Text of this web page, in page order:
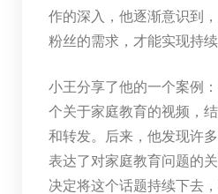
作的深入，他逐渐意识到
粉丝的需求，才能实现持续
小王分享了他的一个案例
个关于家庭教育的视频，
和转发。后来，他发现许
表达了对家庭教育问题的
决定将这个话题持续下去